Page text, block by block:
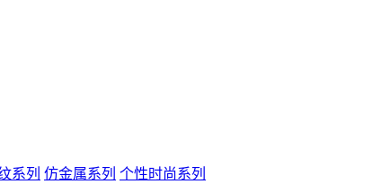
系列 仿金属系列 个性时尚系列